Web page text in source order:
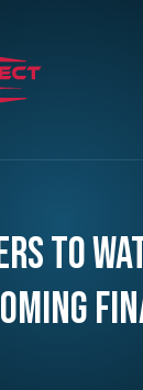
to